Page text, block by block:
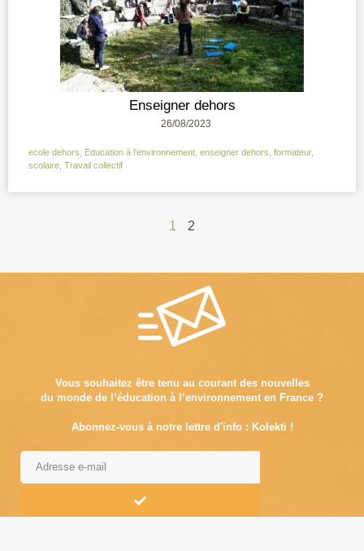
Enseigner dehors
26/08/2023
ecole dehors Education à l'environnement enseigner dehors formateur,
scolaire Travail collectif
1 2
Vous souhaitez être tenu au courant des nouvelles
du monde de l’éducation à l’environnement en France ?
Abonnez-vous à notre lettre d'info : Kolekti !